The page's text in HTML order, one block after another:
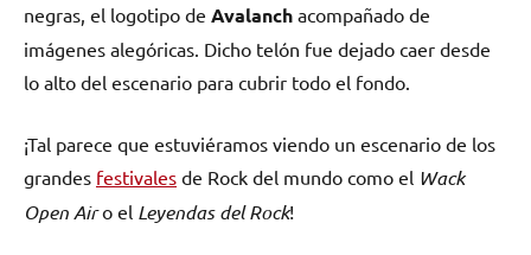
negras, el logotipo de Avalanch acompañado de
imágenes alegóricas. Dicho telón fue dejado caer desde
lo alto del escenario para cubrir todo el fondo.
¡Tal parece que estuviéramos viendo un escenario de los
grandes festivales de Rock del mundo como el Wack
Open Airo el Leyendas del Rock!